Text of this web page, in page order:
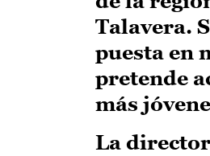
Talavera.
puesta en
pretende
más
La